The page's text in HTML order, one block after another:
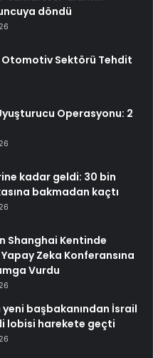
döndü
Otomotiv Sektörü Tehdit
Operasyonu: 2
kadar geldi: 30 bin
bakmadan kaçtı
Shanghai Kentinde
Zeka Konferansına
Vurdu
yeni başbakanından İsrail
lobisi harekete geçti